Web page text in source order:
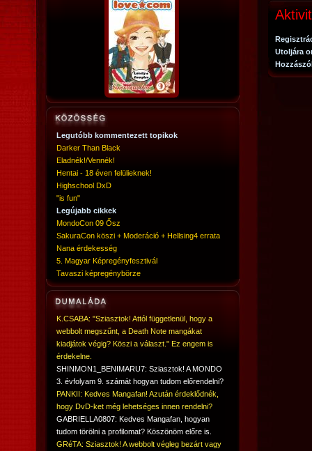
Legutóbb kommentezett topikok
Darker Than Black
Eladnék!/Vennék!
Hentai - 18 éven felülieknek!
Highschool DxD
"is fun"
Legújabb cikkek
MondoCon 09 Ősz
SakuraCon köszi + Moderáció + Hellsing4 errata
Nana érdekesség
5. Magyar Képregényfesztivál
Tavaszi képregénybörze
K.CSABA: "Sziasztok! Attól függetlenül, hogy a
webbolt megszűnt, a Death Note mangákat
kiadjátok végig? Köszi a választ." Ez engem is
érdekelne.
SHINMON1_BENIMARU7: Sziasztok! A MONDO
3. évfolyam 9. számát hogyan tudom előrendelni?
PANKII: Kedves Mangafan! Azután érdeklődnék,
hogy DvD-ket még lehetséges innen rendelni?
GABRIELLA0807: Kedves Mangafan, hogyan
tudom törölni a profilomat? Köszönöm előre is.
GRéTA: Sziasztok! A webbolt végleg bezárt vagy
Utoljára